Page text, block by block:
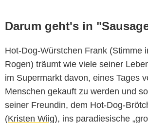
Darum geht's in
Hot-Dog-Würstchen Frank (Stimme
Rogen) träumt wie viele seiner
im Supermarkt davon, eines Tages
Menschen gekauft zu werden und
seiner Freundin, dem Hot-Dog-
(Kristen Wiig), ins paradiesische